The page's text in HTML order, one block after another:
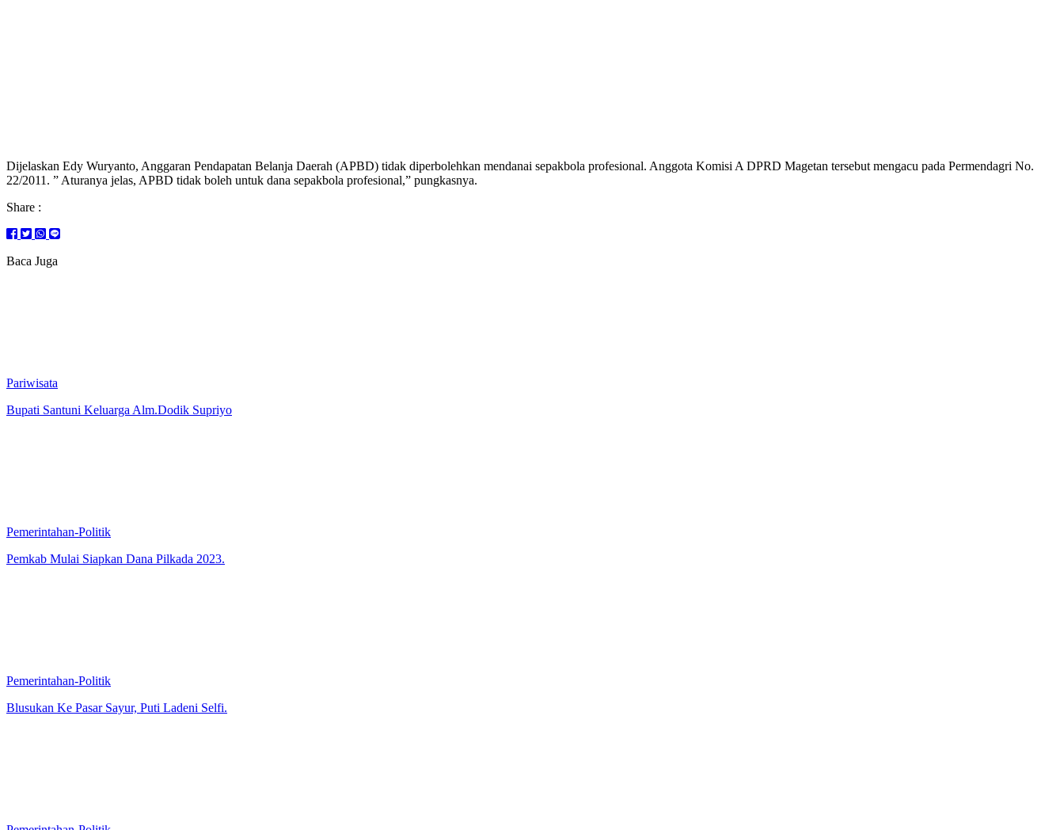
Dijelaskan Edy Wuryanto, Anggaran Pendapatan Belanja Daerah (APBD) tidak diperbolehkan mendanai sepakbola profesional. Anggota Komisi A DPRD Magetan tersebut mengacu pada Permendagri No.
22/2011. ” Aturanya jelas, APBD tidak boleh untuk dana sepakbola profesional,” pungkasnya.
Share :
Baca Juga
Pariwisata
Bupati Santuni Keluarga Alm.Dodik Supriyo
Pemerintahan-Politik
Pemkab Mulai Siapkan Dana Pilkada 2023.
Pemerintahan-Politik
Blusukan Ke Pasar Sayur, Puti Ladeni Selfi.